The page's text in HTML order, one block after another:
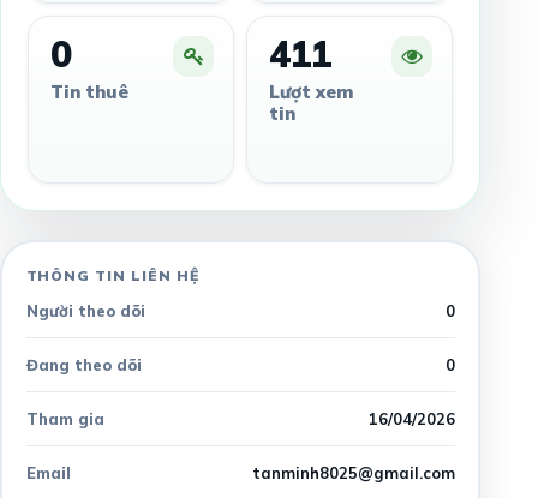
0
Tin thuê
411
Lượt xem
tin
THÔNG TIN LIÊN HỆ
Người theo dõi 0
Đang theo dõi 0
Tham gia 16/04/2026
Email tanminh8025@gmail.com